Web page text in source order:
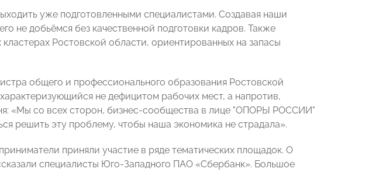
уже подготовленными специалистами. Создавая наши
не добьёмся без качественной подготовки кадров. Также
Ростовской области, ориентированных на запасы
общего и профессионального образования Ростовской
не дефицитом рабочих мест, а напротив,
«Мы со всех сторон, бизнес-сообщества в лице "ОПОРЫ РОССИИ"
решить эту проблему, чтобы наша экономика не страдала».
приняли участие в ряде тематических площадок. О
специалисты Юго-Западного ПАО «Сбербанк». Большое